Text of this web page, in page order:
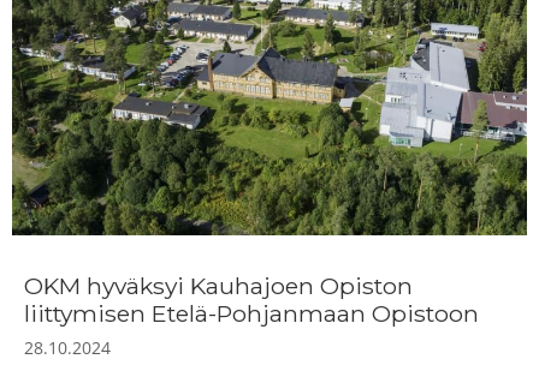
OKM hyväksyi Kauhajoen Opiston
liittymisen Etelä-Pohjanmaan Opistoon
28.10.2024